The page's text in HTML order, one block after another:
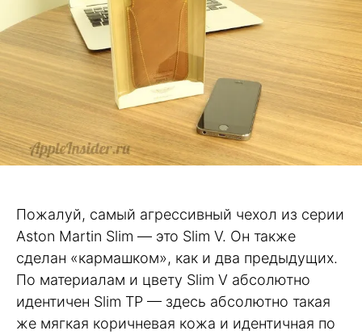
Пожалуй, самый агрессивный чехол из серии
Aston Martin Slim — это Slim V. Он также
сделан «кармашком», как и два предыдущих.
По материалам и цвету Slim V абсолютно
идентичен Slim TP — здесь абсолютно такая
же мягкая коричневая кожа и идентичная по